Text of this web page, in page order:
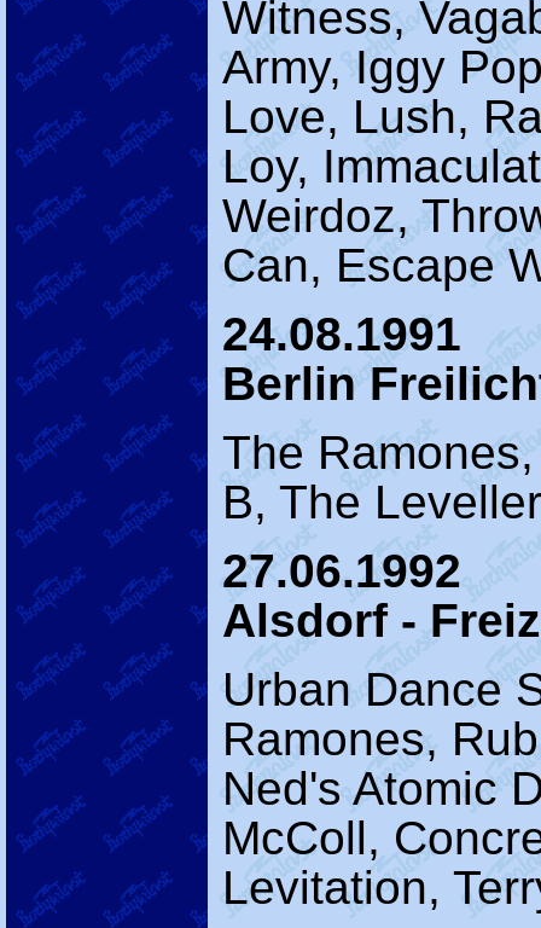
Witness,
Army, Iggy
Love, Lush,
Loy,
Weirdoz,
Can, Escape
24.08.1991
Berlin
The
B, The
27.06.1992
Alsdorf -
Urban Dance
Ramones,
Ned's Atomic
McColl,
Levitation,